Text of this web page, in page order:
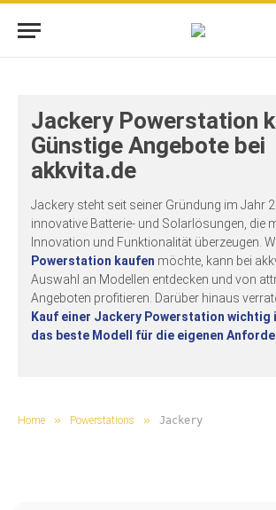
Jackery Powerstation
Günstige Angebote bei
akkvita.de
Jackery steht seit seiner Gründung im Jahr
innovative Batterie- und Solarlösungen, die
Innovation und Funktionalität überzeugen.
Powerstation kaufen möchte, kann bei
Auswahl an Modellen entdecken und von
Angeboten profitieren. Darüber hinaus
Kauf einer Jackery Powerstation wichtig
das beste Modell für die eigenen
Home » Powerstations » Jackery